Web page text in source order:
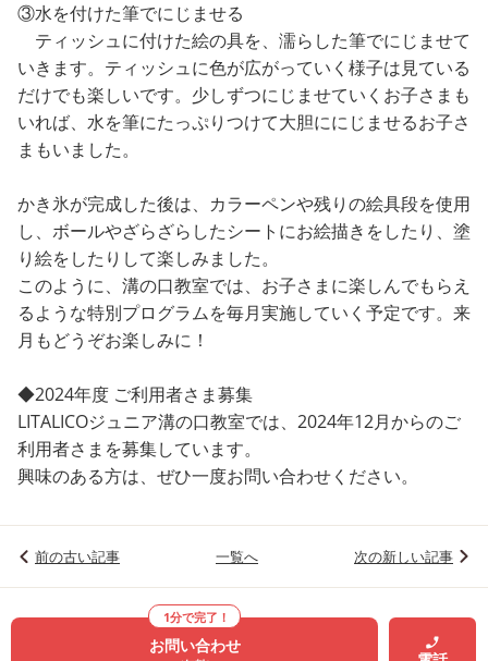
③水を付けた筆でにじませる
ティッシュに付けた絵の具を、濡らした筆でにじませて
いきます。ティッシュに色が広がっていく様子は見ている
だけでも楽しいです。少しずつにじませていくお子さまも
いれば、水を筆にたっぷりつけて大胆ににじませるお子さ
まもいました。
かき氷が完成した後は、カラーペンや残りの絵具段を使用
し、ボールやざらざらしたシートにお絵描きをしたり、塗
り絵をしたりして楽しみました。
このように、溝の口教室では、お子さまに楽しんでもらえ
るような特別プログラムを毎月実施していく予定です。来
月もどうぞお楽しみに！
◆2024年度 ご利用者さま募集
LITALICOジュニア溝の口教室では、2024年12月からのご
利用者さまを募集しています。
興味のある方は、ぜひ一度お問い合わせください。
前の古い記事 一覧へ 次の新しい記事
1分で完了！
お問い合わせ